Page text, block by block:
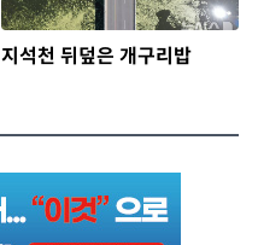
지석천 뒤덮은 개구리밥